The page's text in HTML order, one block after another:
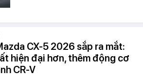
CX-5 2026 sắp ra mắt:
hiện đại hơn, thêm động cơ
CR-V